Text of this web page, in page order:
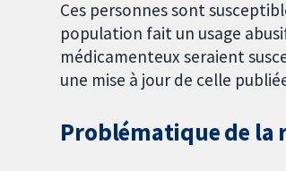
Ces personnes sont
population fait un usage
médicamenteux seraient
une mise à jour de celle
Problématique de la